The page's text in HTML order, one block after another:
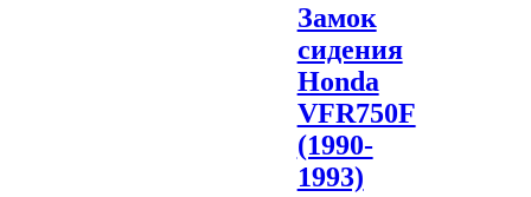
Замок
сидения
Honda
VFR750F
(1990-
1993)